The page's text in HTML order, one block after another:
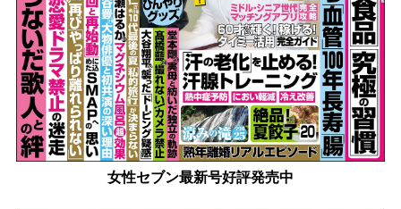
女性セブン最新号好評発売中